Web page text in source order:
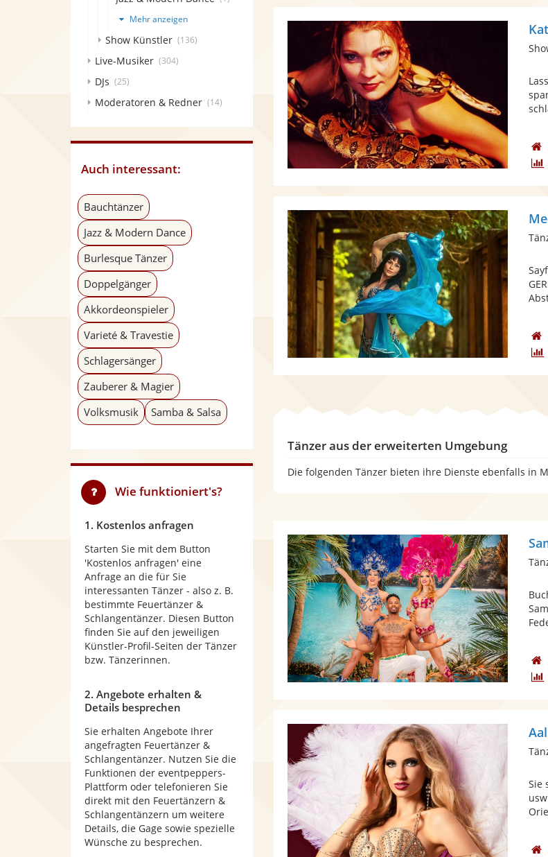
Tänzer aus der erweiterten Umgebung
Die folgenden Tänzer bieten ihre Dienste ebenfalls in
Sie
Mehr anzeigen
Show Künstler (136)
Live-Musiker (304)
DJs (25)
Moderatoren & Redner (14)
Auch interessant:
Bauchtänzer
Jazz & Modern Dance
Burlesque Tänzer
Doppelgänger
Akkordeonspieler
Varieté & Travestie
Schlagersänger
Zauberer & Magier
Volksmusik
Samba & Salsa
Wie funktioniert's?
1. Kostenlos anfragen
Starten Sie mit dem Button
'Kostenlos anfragen' eine
Anfrage an die für Sie
interessanten Tänzer - also z. B.
bestimmte Feuertänzer &
Schlangentänzer. Diesen Button
finden Sie auf den jeweiligen
Künstler-Profil-Seiten der Tänzer
bzw. Tänzerinnen.
2. Angebote erhalten &
Details besprechen
Sie erhalten Angebote Ihrer
angefragten Feuertänzer &
Schlangentänzer. Nutzen Sie die
Funktionen der eventpeppers-
Plattform oder telefonieren Sie
direkt mit den Feuertänzern &
Schlangentänzern um weitere
Details, die Gage sowie spezielle
Wünsche zu besprechen.